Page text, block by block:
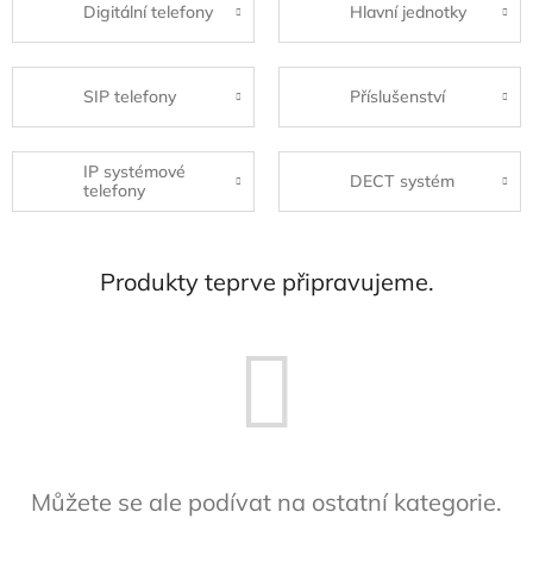
Digitální telefony Hlavní jednotky
SIP telefony Příslušenství
IP systémové
telefony
DECT systém
Produkty teprve připravujeme.
Můžete se ale podívat na ostatní kategorie.